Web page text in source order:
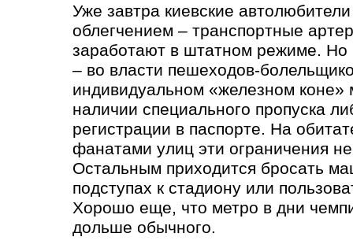
Уже завтра киевские
облегчением – транспортные
заработают в штатном режиме. Но
– во власти пешеходов-
индивидуальном «железном коне»
наличии специального пропуска
регистрации в паспорте. На
фанатами улиц эти ограничения
Остальным приходится бросать
подступах к стадиону или
Хорошо еще, что метро в дни
дольше обычного.